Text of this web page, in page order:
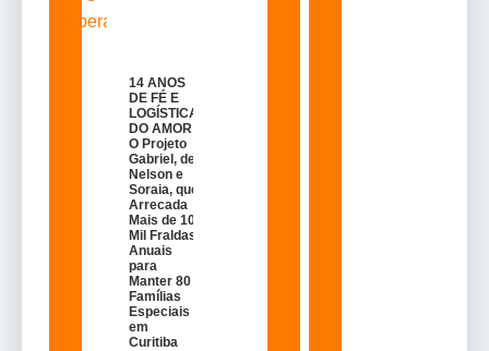
14 ANOS
DE FÉ E
LOGÍSTICA
DO AMOR:
O Projeto
Gabriel, de
Nelson e
Soraia, que
Arrecada
Mais de 10
Mil Fraldas
Anuais
para
Manter 80
Famílias
Especiais
em
Curitiba